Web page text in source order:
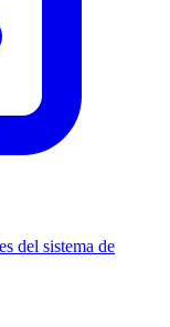
del sistema de